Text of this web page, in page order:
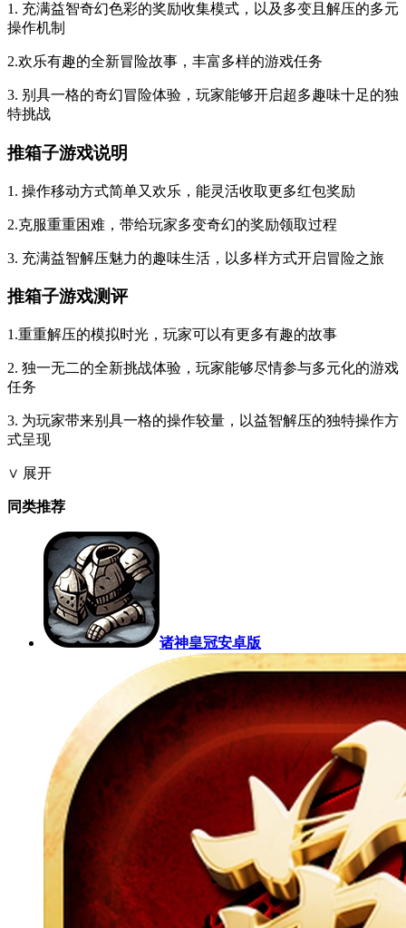
1. 充满益智奇幻色彩的奖励收集模式，以及多变且解压的多元
操作机制
2.欢乐有趣的全新冒险故事，丰富多样的游戏任务
3. 别具一格的奇幻冒险体验，玩家能够开启超多趣味十足的独
特挑战
推箱子游戏说明
1. 操作移动方式简单又欢乐，能灵活收取更多红包奖励
2.克服重重困难，带给玩家多变奇幻的奖励领取过程
3. 充满益智解压魅力的趣味生活，以多样方式开启冒险之旅
推箱子游戏测评
1.重重解压的模拟时光，玩家可以有更多有趣的故事
2. 独一无二的全新挑战体验，玩家能够尽情参与多元化的游戏
任务
3. 为玩家带来别具一格的操作较量，以益智解压的独特操作方
式呈现
∨ 展开
同类推荐
诸神皇冠安卓版